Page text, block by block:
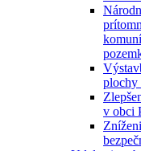
plochy
v obci